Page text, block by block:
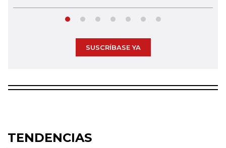
SUSCRÍBASE YA
TENDENCIAS